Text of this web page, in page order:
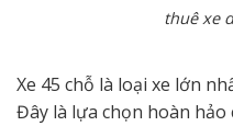
thuê xe
Xe 45 chỗ là loại xe lớn
Đây là lựa chọn hoàn hảo